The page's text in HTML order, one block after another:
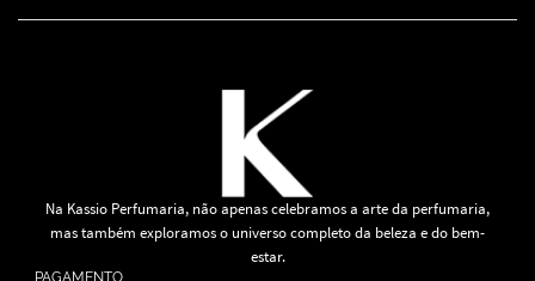
Na Kassio Perfumaria, não apenas celebramos a arte da perfumaria,
mas também exploramos o universo completo da beleza e do bem-
estar.
PAGAMENTO